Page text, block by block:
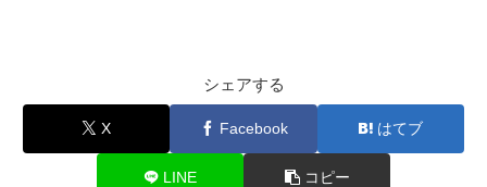
シェアする
X Facebook はてブ
LINE コピー